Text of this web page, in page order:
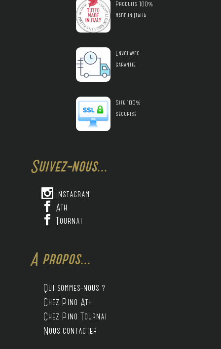
Produits 100%
made in Italia
Envoi avec
garantie
Site 100%
sécurisé
Suivez-nous...
 Instagram
 Ath
 Tournai
A propos...
Qui sommes-nous ?
Chez Pino Ath
Chez Pino Tournai
Nous contacter